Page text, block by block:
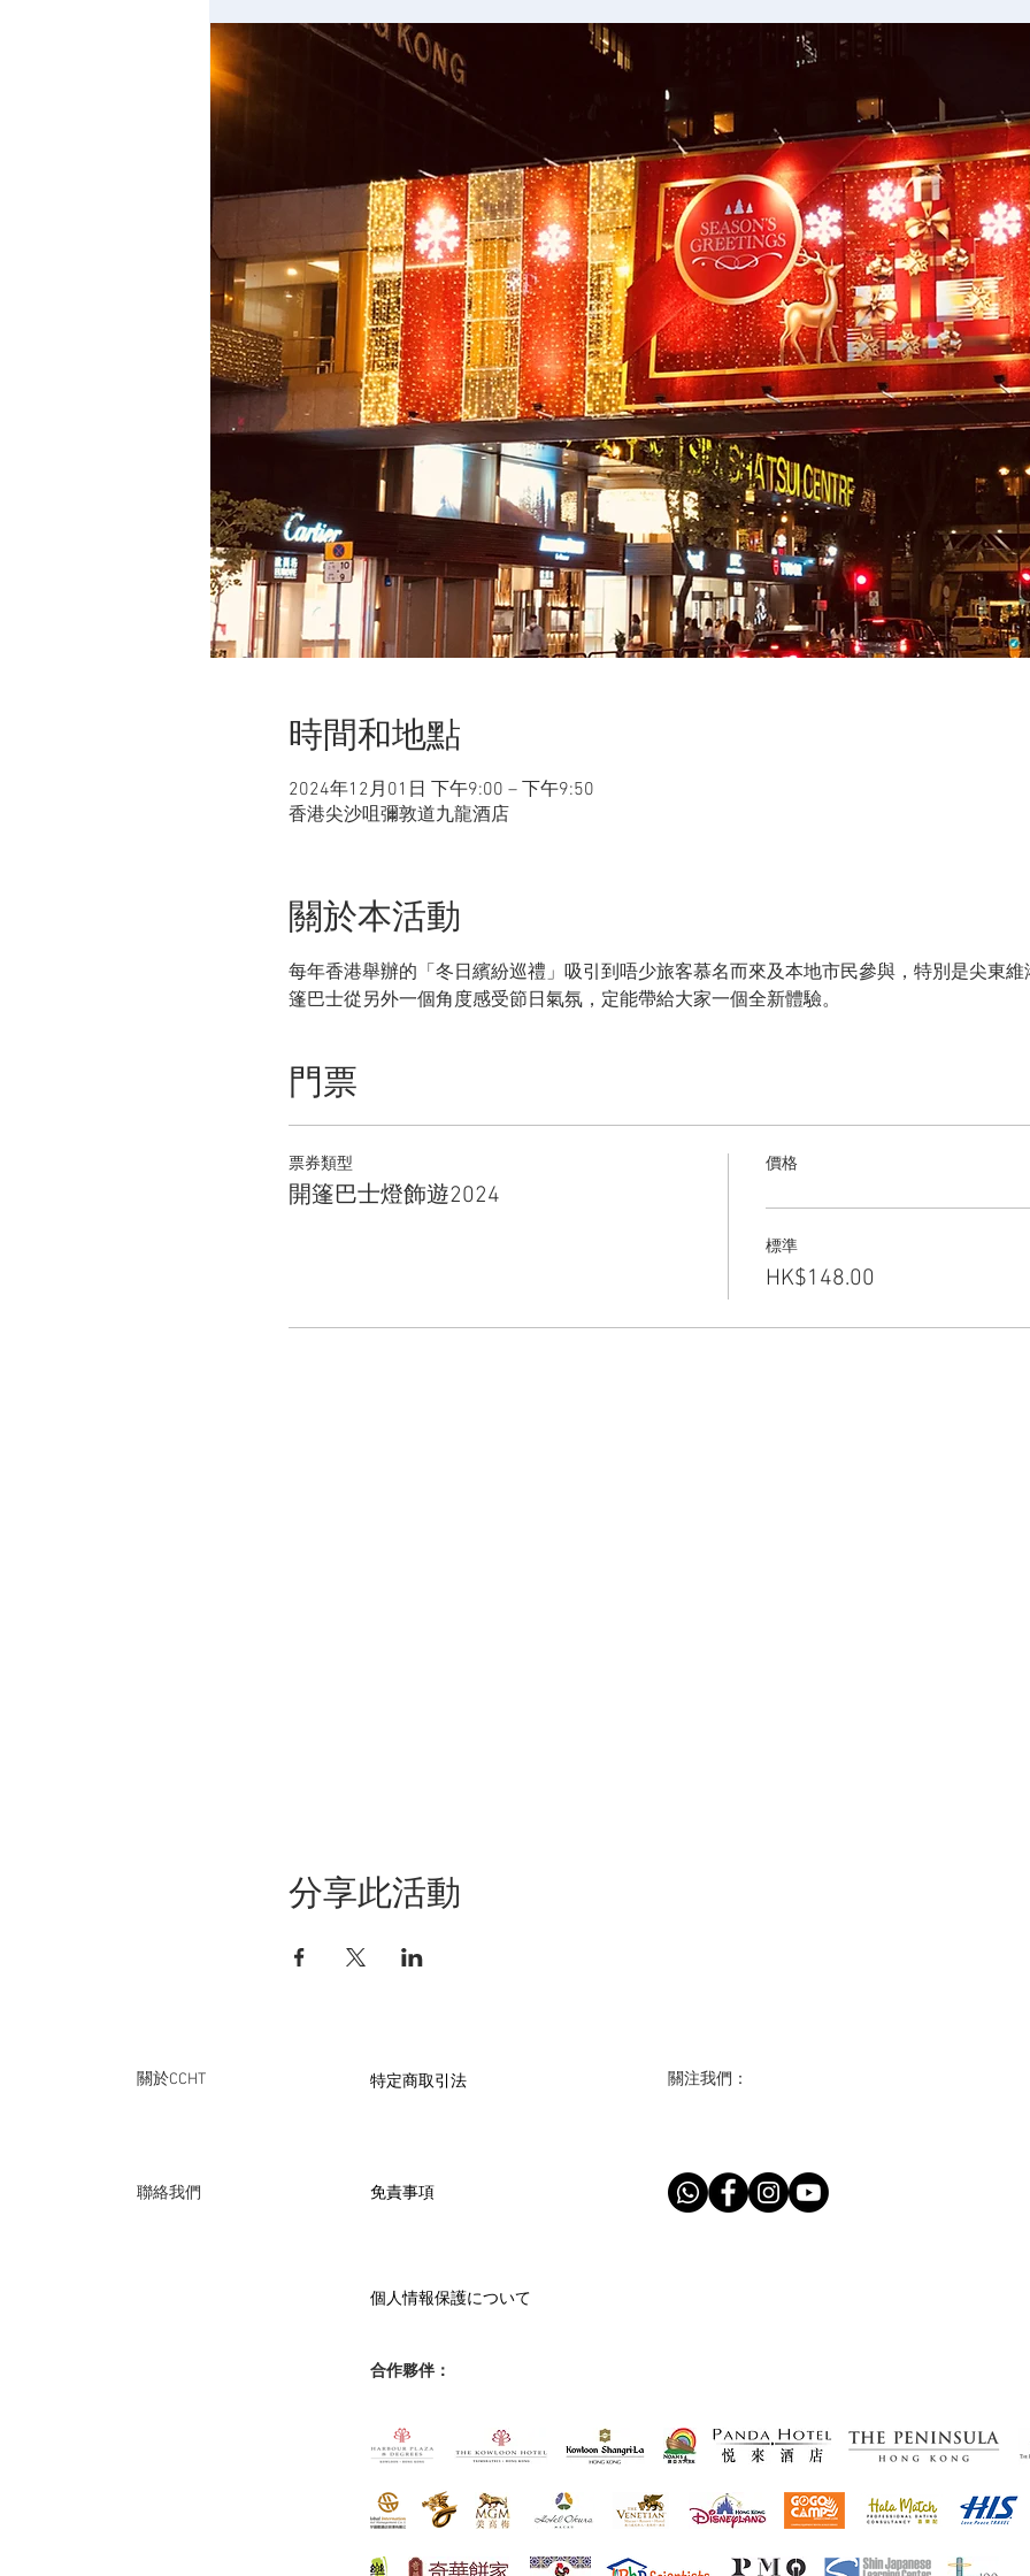
時間和地點
2024年12月01日 下午9:00 – 下午9:50
香港尖沙咀彌敦道九龍酒店
關於本活動
每年香港舉辦的「冬日繽紛巡禮」吸引到唔少旅客慕名而來及本地市民參與，特別是尖東
篷巴士從另外一個角度感受節日氣氛，定能帶給大家一個全新體驗。
門票
票券類型
開篷巴士燈飾遊2024
價格
標準
HK$148.00
分享此活動
關於CCHT
聯絡我們
​特定商取引法
免責事項
關注我們：
個人情報保護について
合作夥伴：